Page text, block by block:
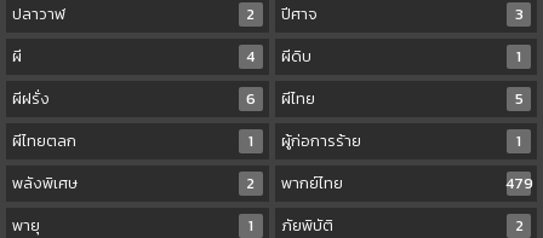
ปลาวาฬ
2 ปีศาจ
3
ผี
4 ผีดิบ
1
ผีฝรั่ง
6 ผีไทย
5
ผีไทยตลก
1 ผู้ก่อการร้าย
1
พลังพิเศษ
2 พากย์ไทย
479
พายุ
1 ภัยพิบัติ 2